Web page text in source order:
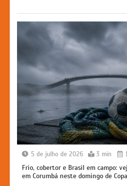
k
er
5 de julho de 2026 3 min
Frio, cobertor e Brasil em campo:
em Corumbá neste domingo de Copa